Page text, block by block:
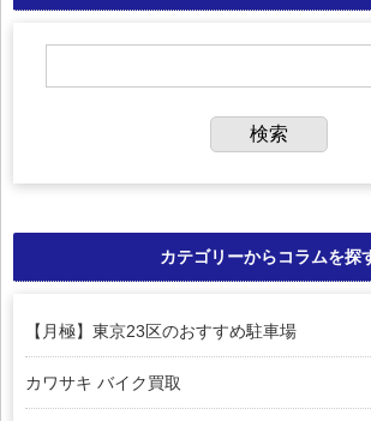
カテゴリーからコラムを探
【月極】東京23区のおすすめ駐車場
カワサキ バイク買取